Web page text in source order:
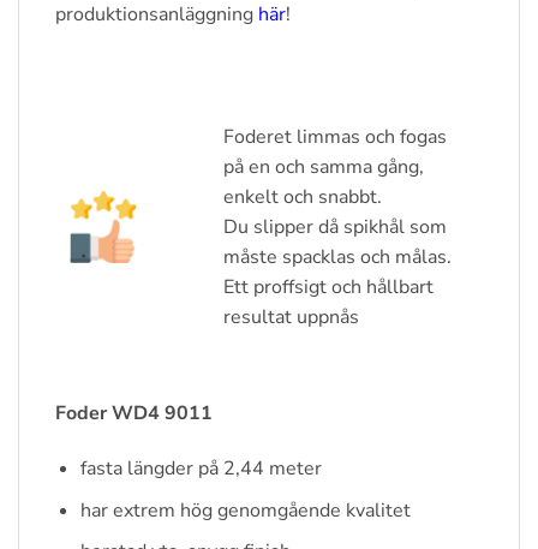
produktionsanläggning här!
Foderet limmas och fogas
på en och samma gång,
enkelt och snabbt.
Du slipper då spikhål som
måste spacklas och målas.
Ett proffsigt och hållbart
resultat uppnås
Foder WD4 9011
fasta längder på 2,44 meter
har extrem hög genomgående kvalitet